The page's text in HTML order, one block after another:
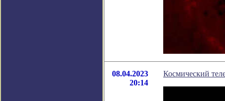
08.04.2023
20:14
Космический